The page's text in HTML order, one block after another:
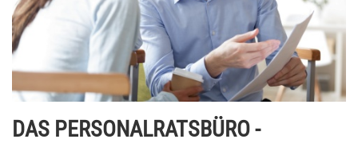
DAS PERSONALRATSBÜRO -